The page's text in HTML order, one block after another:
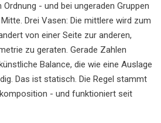
- und bei ungeraden Gruppen
Drei Vasen: Die mittlere wird zum
von einer Seite zur anderen,
zu geraten. Gerade Zahlen
Balance, die wie eine Auslage
Das ist statisch. Die Regel stammt
- und funktioniert seit